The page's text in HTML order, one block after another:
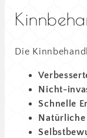
Die
Nicht-
Schnelle
Natürliche